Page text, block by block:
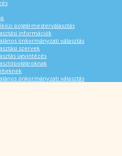
polgármesterválasztás
információk
önkormányzati választás
szervek
ügyintézés
önkormányzati választás